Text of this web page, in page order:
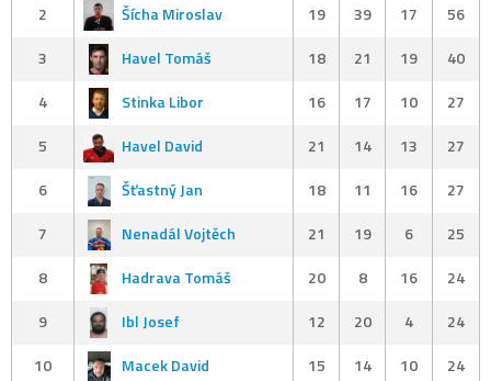
2
Šícha Miroslav 19 39 17
56
3
Havel Tomáš 18 21 19
40
4
Stinka Libor 16 17 10
27
5
Havel David 21 14 13
27
6
Šťastný Jan 18 11 16
27
7
Nenadál Vojtěch 21 19 6
25
8
Hadrava Tomáš 20 8 16
24
9
Ibl Josef 12 20 4
24
10
Macek David 15 14 10
24